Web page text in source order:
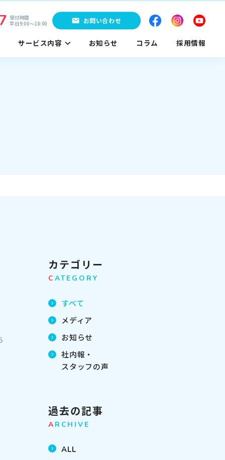
受付時間
平日9:00〜18:00
お問い合わせ
サービス内容 お知らせ コラム 採用情報
カテゴリー
C ATEGORY
すべて
メディア
お知らせ
社内報・
スタッフの声
過去の記事
A RCHIVE
ALL